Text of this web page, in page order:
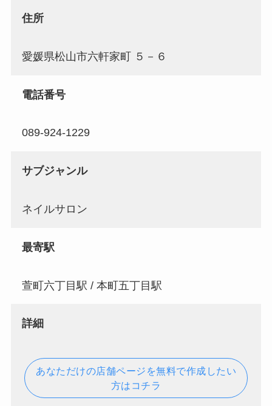
住所
愛媛県松山市六軒家町 ５－６
電話番号
089-924-1229
サブジャンル
ネイルサロン
最寄駅
萱町六丁目駅 / 本町五丁目駅
詳細
あなただけの店舗ページを無料で作成したい
方はコチラ